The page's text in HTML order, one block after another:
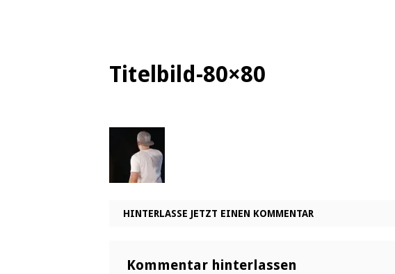
Titelbild-80×80
HINTERLASSE JETZT EINEN KOMMENTAR
Kommentar hinterlassen